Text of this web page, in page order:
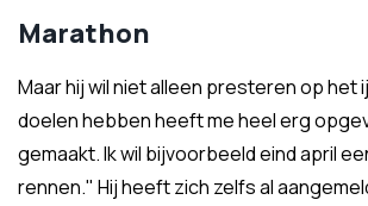
Marathon
Maar hij wil niet alleen presteren op het
doelen hebben heeft me heel erg
gemaakt. Ik wil bijvoorbeeld eind april
rennen." Hij heeft zich zelfs al